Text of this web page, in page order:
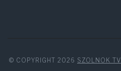
© COPYRIGHT 2026 SZOLNOK TV